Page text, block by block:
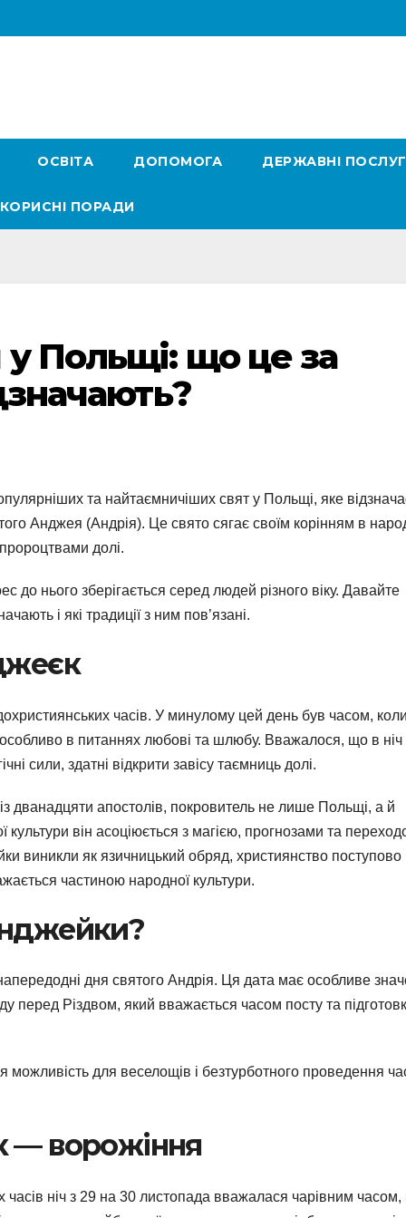
ОСВІТА ДОПОМОГА ДЕРЖАВНІ
КОРИСНІ ПОРАДИ
Польщі: що це за
та найтаємничіших свят у Польщі, яке
Анджея (Андрія). Це свято сягає своїм корінням в
долі.
нього зберігається серед людей різного віку. Давайте
і які традиції з ним пов’язані.
часів. У минулому цей день був часом,
в питаннях любові та шлюбу. Вважалося, що в ніч
сили, здатні відкрити завісу таємниць долі.
дванадцяти апостолів, покровитель не лише Польщі, а й
культури він асоціюється з магією, прогнозами та
виникли як язичницький обряд, християнство поступово
частиною народної культури.
дня святого Андрія. Ця дата має особливе
перед Різдвом, який вважається часом посту та
для веселощів і безтурботного проведення
— ворожіння
ніч з 29 на 30 листопада вважалася чарівним часом,